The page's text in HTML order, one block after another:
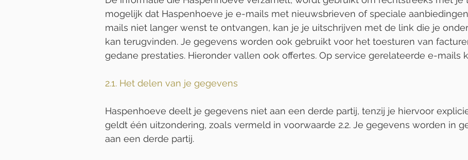
mogelijk dat Haspenhoeve je e-mails met nieuwsbrieven of speciale
mails niet langer wenst te ontvangen, kan je je uitschrijven met de link die je
kan terugvinden. Je gegevens worden ook gebruikt voor het toesturen van
gedane prestaties. Hieronder vallen ook offertes. Op service gerelateerde e-mails
2.1. Het delen van je gegevens
Haspenhoeve deelt je gegevens niet aan een derde partij, tenzij je hiervoor
geldt één uitzondering, zoals vermeld in voorwaarde 2.2. Je gegevens worden in
aan een derde partij.